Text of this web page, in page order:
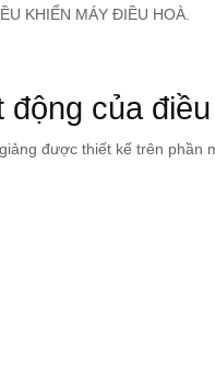
KHIỂN MÁY ĐIỀU HOÀ.
động của
được thiết kế trên phần